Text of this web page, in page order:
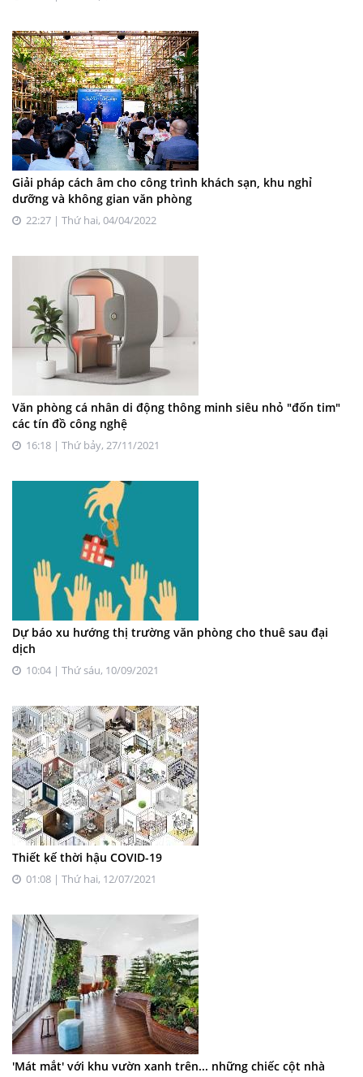
Giải pháp cách âm cho công trình khách sạn, khu nghỉ
dưỡng và không gian văn phòng
22:27 | Thứ hai, 04/04/2022
Văn phòng cá nhân di động thông minh siêu nhỏ "đốn tim"
các tín đồ công nghệ
16:18 | Thứ bảy, 27/11/2021
Dự báo xu hướng thị trường văn phòng cho thuê sau đại
dịch
10:04 | Thứ sáu, 10/09/2021
Thiết kế thời hậu COVID-19
01:08 | Thứ hai, 12/07/2021
'Mát mắt' với khu vườn xanh trên... những chiếc cột nhà